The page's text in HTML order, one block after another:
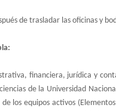
de trasladar las oficinas y
financiera, jurídica y
de la Universidad
los equipos activos